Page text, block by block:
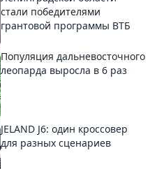
стали победителями
грантовой программы ВТБ
Популяция дальневосточного
леопарда выросла в 6 раз
JELAND J6: один кроссовер
для разных сценариев